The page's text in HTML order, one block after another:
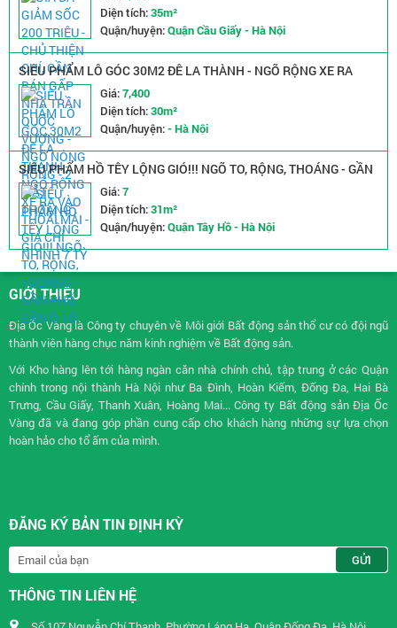
Diện tích:35m²
Quận/huyện:Quận Cầu Giấy - Hà Nội
SIÊU PHẨM LÔ GÓC 30M2 ĐÊ LA THÀNH - NGÕ RỘNG XE RA
VÀO THOẢI MÁI - GIÁ CHỈ NHỈNH 7 TỶ
Giá:7,400
Diện tích:30m²
Quận/huyện:- Hà Nội
SIÊU PHẨM HỒ TÊY LỘNG GIÓ!!! NGÕ TO, RỘNG, THOÁNG - GẦN
PHỐ, GẦN Ô TÔGiá:7
Diện tích:31m²
Quận/huyện:Quận Tây Hồ - Hà Nội
GIỚI THIỆU
Địa Ốc Vàng là Công ty chuyên về Môi giới Bất động sảnthổ cư có đội ngũ
thành viên hàng chục năm kinh nghiệm về Bất động sản.
Với Kho hàng lên tới hàng ngàn căn nhà chính chủ, tập trung ở các Quận
chính trong nội thành Hà Nội như Ba Đình, Hoàn Kiếm, Đống Đa, Hai Bà
Trưng, Cầu Giấy, Thanh Xuân, Hoàng Mai... Công ty Bất động sản Địa Ốc
Vàng đã và đang góp phần cung cấp cho khách hàng những sự lựa chọn
hoàn hảo cho tổ ấm của mình.
ĐĂNG KÝ BẢN TIN ĐỊNH KỲ
THÔNG TIN LIÊN HỆ